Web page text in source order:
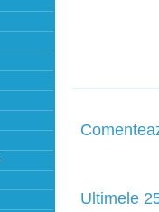
Ultimele